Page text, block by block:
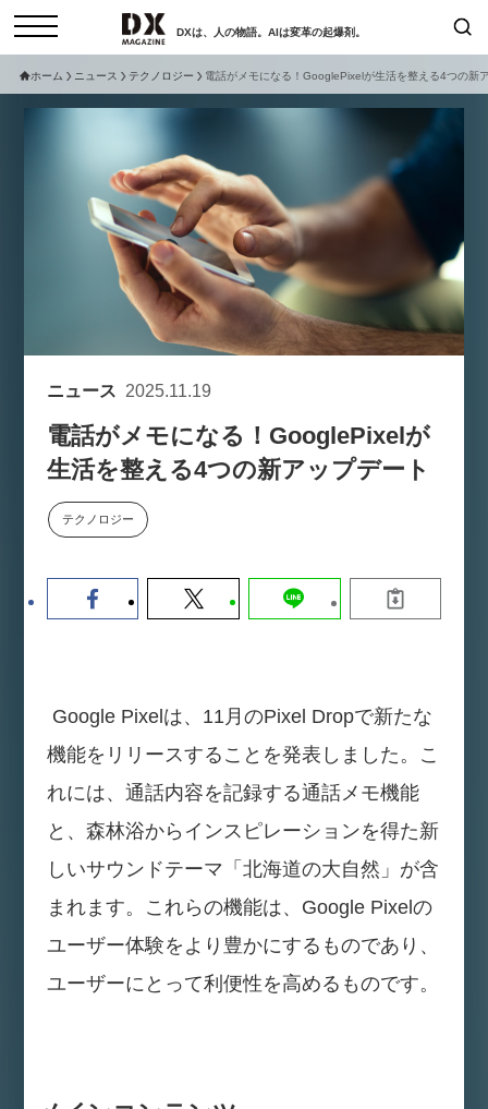
DXは、人の物語。AIは変革の起爆剤。
サービスメニュー 日本オムニチャネル協会
トップページ
特集
動画
お問い合わせ
個人情報保護法について
採用情報
検索
現在開催予定のセミナー
【8/12開催】「イノベーションを
数値化する」～投資される事業の
学ぶ資金調達・巻き込みのリアル
2026-06-10
2026-08-07
ホーム ニュース テクノロジー 電話がメモになる！GooglePixelが生活を整える4つの新
ニュース 2025.11.19
電話がメモになる！GooglePixelが
生活を整える4つの新アップデート
テクノロジー
Google Pixelは、11月のPixel Dropで新たな
機能をリリースすることを発表しました。こ
れには、通話内容を記録する通話メモ機能
と、森林浴からインスピレーションを得た新
しいサウンドテーマ「北海道の大自然」が含
まれます。これらの機能は、Google Pixelの
ユーザー体験をより豊かにするものであり、
ユーザーにとって利便性を高めるものです。